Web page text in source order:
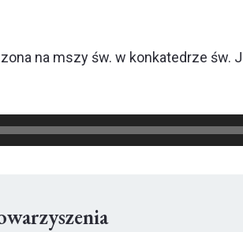
na mszy św. w konkatedrze św.